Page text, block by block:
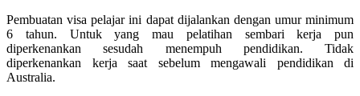
Pembuatan visa pelajar ini dapat dijalankan dengan umur minimum
6 tahun. Untuk yang mau pelatihan sembari kerja pun
diperkenankan sesudah menempuh pendidikan. Tidak
diperkenankan kerja saat sebelum mengawali pendidikan di
Australia.